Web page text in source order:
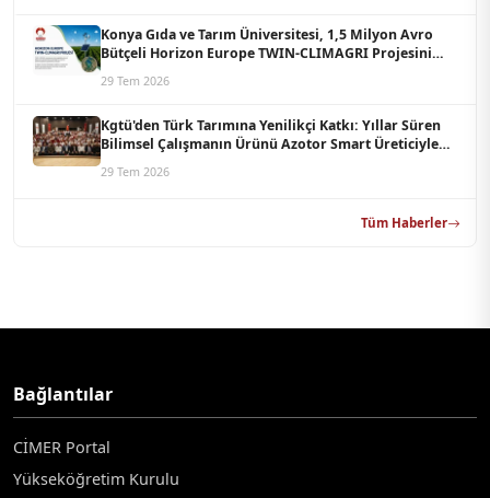
Konya Gıda ve Tarım Üniversitesi, 1,5 Milyon Avro
Bütçeli Horizon Europe TWIN-CLIMAGRI Projesini
29 Tem 2026
Kgtü'den Türk Tarımına Yenilikçi Katkı: Yıllar Süren
Bilimsel Çalışmanın Ürünü Azotor Smart Üreticiyle
29 Tem 2026
Tüm Haberler
Bağlantılar
CİMER Portal
Yükseköğretim Kurulu